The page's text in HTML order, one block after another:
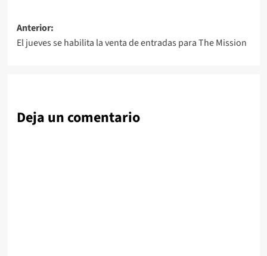
Navegación
de
Anterior:
El jueves se habilita la venta de entradas para The Mission
Deja un comentario